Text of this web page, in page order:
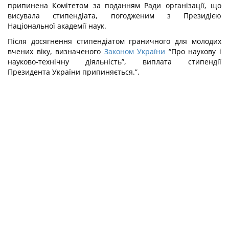
припинена Комітетом за поданням Ради організації, що
висувала стипендіата, погодженим з Президією
Національної академії наук.
Після досягнення стипендіатом граничного для молодих
вчених віку, визначеного Законом України “Про наукову і
науково-технічну діяльність”, виплата стипендії
Президента України припиняється.”.